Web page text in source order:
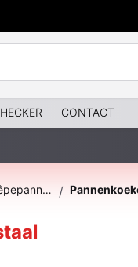
CONTACT
Pannenkoeken & Crêpepannen /